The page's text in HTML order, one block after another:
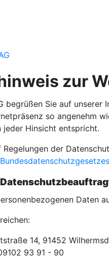
zur
begrüßen Sie auf
so angenehm
jeder Hinsicht entspricht.
der
Daten
14, 91452
93 91 - 90